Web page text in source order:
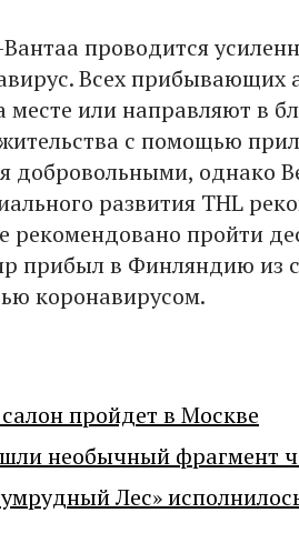
проводится
Всех прибывающих
месте или направляют в
с помощью
добровольными, однако
развития THL
рекомендовано пройти
прибыл в Финляндию из
коронавирусом.
пройдет в Москве
необычный фрагмент
Лес»